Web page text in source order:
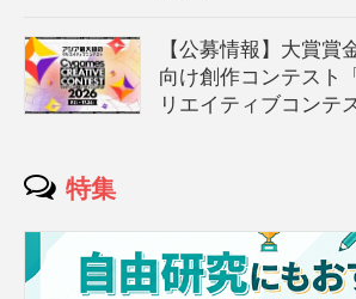
【公募情報】大賞賞
向け創作コンテスト
リエイティブコンテ
特集